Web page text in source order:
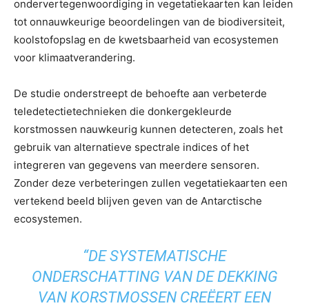
ondervertegenwoordiging in vegetatiekaarten kan leiden
tot onnauwkeurige beoordelingen van de biodiversiteit,
koolstofopslag en de kwetsbaarheid van ecosystemen
voor klimaatverandering.
De studie onderstreept de behoefte aan verbeterde
teledetectietechnieken die donkergekleurde
korstmossen nauwkeurig kunnen detecteren, zoals het
gebruik van alternatieve spectrale indices of het
integreren van gegevens van meerdere sensoren.
Zonder deze verbeteringen zullen vegetatiekaarten een
vertekend beeld blijven geven van de Antarctische
ecosystemen.
“DE SYSTEMATISCHE
ONDERSCHATTING VAN DE DEKKING
VAN KORSTMOSSEN CREËERT EEN